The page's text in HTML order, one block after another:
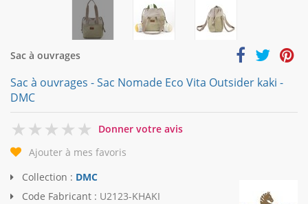
Sac à ouvrages
Sac à ouvrages - Sac Nomade Eco Vita Outsider kaki -
DMC
0
Donner votre avis
Ajouter à mes favoris
Collection : DMC
Code Fabricant : U2123-KHAKI